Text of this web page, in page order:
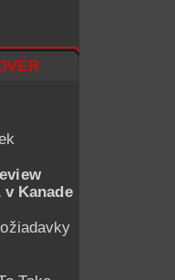
v Kanade